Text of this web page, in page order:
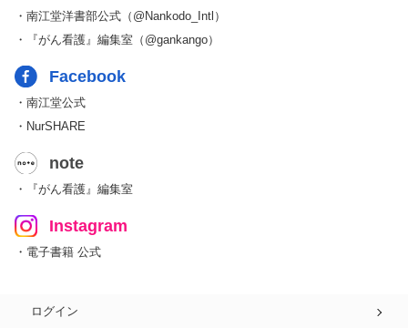
・南江堂洋書部公式（@Nankodo_Intl）
・『がん看護』編集室（@gankango）
Facebook
・南江堂公式
・NurSHARE
note
・『がん看護』編集室
Instagram
・電子書籍 公式
ログイン